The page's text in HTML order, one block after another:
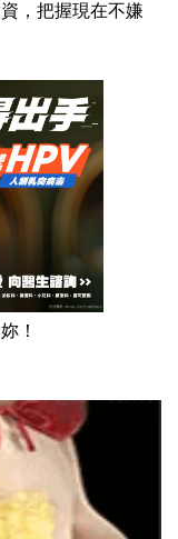
，把握現在不嫌
！